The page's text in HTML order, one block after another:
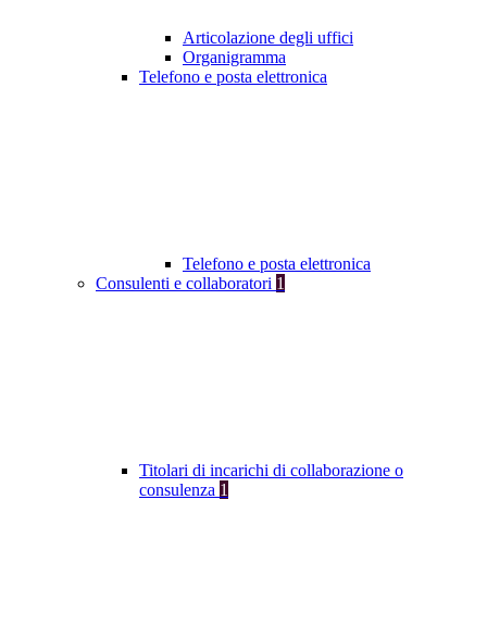
Articolazione degli uffici
Organigramma
Telefono e posta elettronica
Telefono e posta elettronica
Consulenti e collaboratori 1
Titolari di incarichi di collaborazione o
consulenza 1